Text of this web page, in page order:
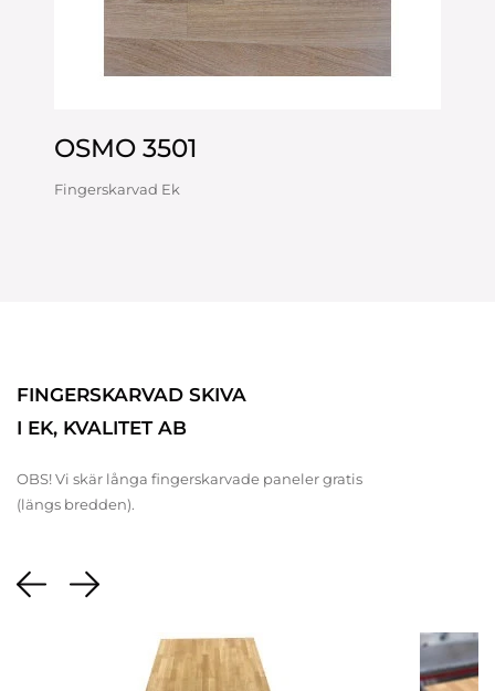
OSMO 3501
Fingerskarvad Ek
FINGERSKARVAD SKIVA
I EK, KVALITET AB
OBS! Vi skär långa fingerskarvade paneler gratis
(längs bredden).